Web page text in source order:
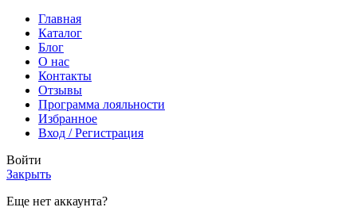
Главная
Каталог
Блог
О нас
Контакты
Отзывы
Программа лояльности
Избранное
Вход / Регистрация
Войти
Закрыть
Еще нет аккаунта?